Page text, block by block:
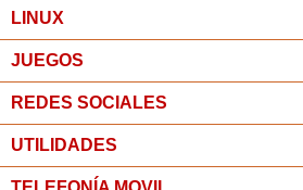
LINUX
JUEGOS
REDES SOCIALES
UTILIDADES